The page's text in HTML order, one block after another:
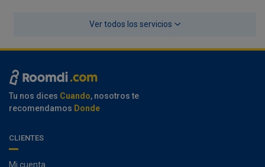
Ver todos los servicios
Tu nos dices Cuando, nosotros te
recomendamos Donde
CLIENTES
Mi cuenta